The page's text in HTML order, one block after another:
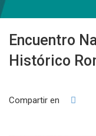
Encuentro
Histórico
Compartir en